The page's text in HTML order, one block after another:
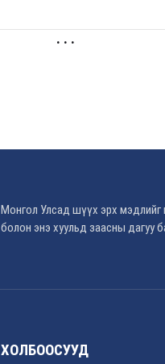
. . .
Монгол Улсад шүүх эрх мэдлийг
болон энэ хуульд заасны дагуу
ХОЛБООСУУД